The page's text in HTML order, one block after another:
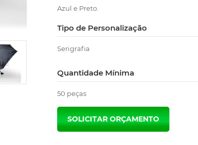
Azul e Preto.
Tipo de Personalização
Serigrafia
Quantidade Mínima
50 peças